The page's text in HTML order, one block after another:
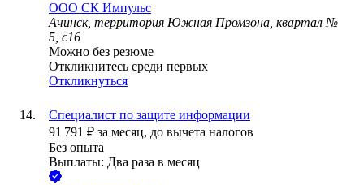
ООО СК Импульс
Ачинск, территория Южная Промзона, квартал №
5, с16
Можно без резюме
Откликнитесь среди первых
Откликнуться
Специалист по защите информации
91 791 ₽ за месяц, до вычета налогов
Без опыта
Выплаты: Два раза в месяц